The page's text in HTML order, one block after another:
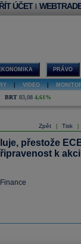
ÚČET |
PRÁVO
VIDEO
BRT 83,08 4,61%
Zpět Tisk
přestože
k akci